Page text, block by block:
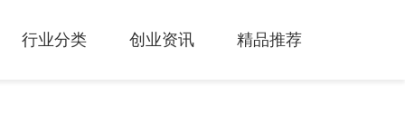
行业分类 创业资讯 精品推荐